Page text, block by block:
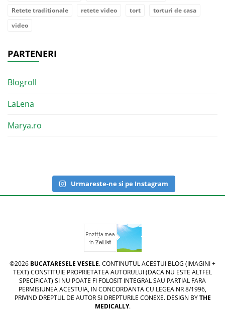
Retete traditionale
retete video tort
torturi de casa
video
PARTENERI
Blogroll
LaLena
Marya.ro
Urmareste-ne si pe Instagram
©2026 BUCATARESELE VESELE. CONTINUTUL ACESTUI BLOG (IMAGINI +
TEXT) CONSTITUIE PROPRIETATEA AUTORULUI (DACA NU ESTE ALTFEL
SPECIFICAT) SI NU POATE FI FOLOSIT INTEGRAL SAU PARTIAL FARA
PERMISIUNEA ACESTUIA, IN CONCORDANTA CU LEGEA NR 8/1996,
PRIVIND DREPTUL DE AUTOR SI DREPTURILE CONEXE. DESIGN BYTHE
MEDICALLY.